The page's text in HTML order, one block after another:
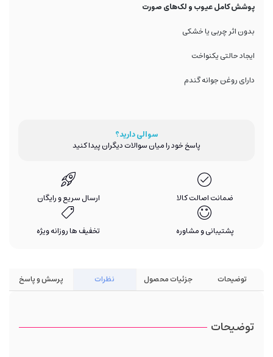
پوشش کامل عیوب و لک‌های صورت
بدون اثر چربی یا خشکی
ایجاد حالتی یکنواخت
دارای روغن جوانه گندم
سوالی دارید؟
پاسخ خود را میان سوالات دیگران پیدا کنید
ضمانت اصالت کالا ارسال سریع و رایگان
پشتیبانی و مشاوره تخفیف ها روزانه ویژه
توضیحات جزئیات محصول نظرات پرسش و پاسخ
توضیحات